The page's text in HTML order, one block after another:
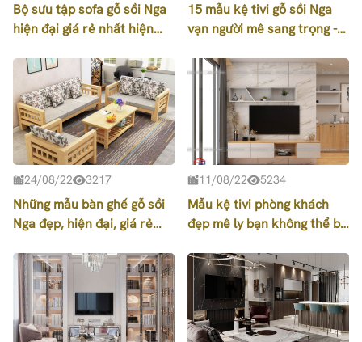
Bộ sưu tập sofa gỗ sồi Nga
hiện đại giá rẻ nhất hiện
15 mẫu kệ tivi gỗ sồi Nga
vạn người mê sang trọng -
24/08/22 3217
Những mẫu bàn ghế gỗ sồi
Nga đẹp, hiện đại, giá rẻ
11/08/22 5234
Mẫu kệ tivi phòng khách
đẹp mê ly bạn không thể bỏ